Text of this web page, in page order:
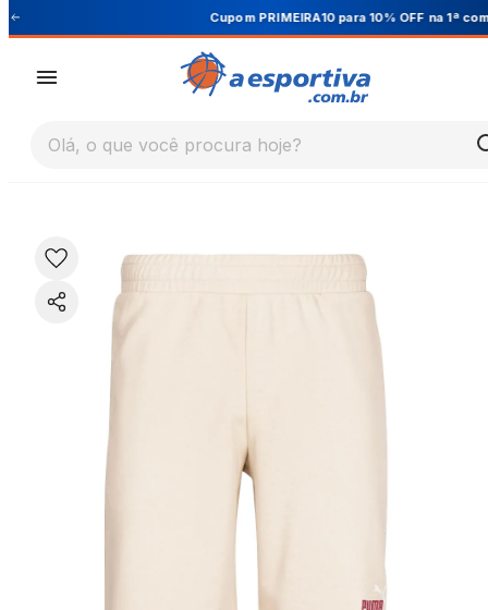
Cupom PRIMEIRA10 para 10% OFF na 1ª compra
Olá, o que você procura hoje?